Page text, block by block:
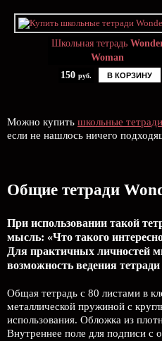
Школьная тетрадь
Woman
150 руб. В КОРЗИНУ
Можно купить школьные
если не нашлось ничего
Общие тетради
При использовании такой
мысль: «Что такого
Для практичных личностей
возможность ведения тетради
Общая тетрадь с 80 листами в
металлической пружиной с
использования. Обложка из
Внутреннее поле для подписи с